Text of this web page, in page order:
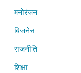
मनोरंजन
बिजनेस
राजनीति
शिक्षा